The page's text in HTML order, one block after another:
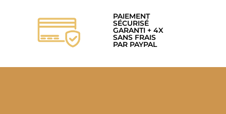
PAIEMENT
SÉCURISÉ
GARANTI + 4X
SANS FRAIS
PAR PAYPAL